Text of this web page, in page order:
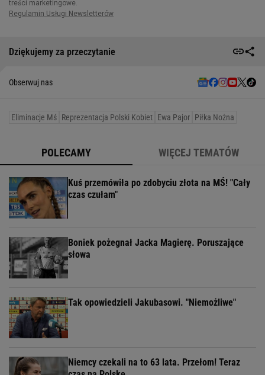
Dziękujemy za przeczytanie
Obserwuj nas
Eliminacje Mś Reprezentacja Polski Kobiet Ewa Pajor Piłka Nożna
POLECAMY WIĘCEJ TEMATÓW
Kuś przemówiła po zdobyciu złota na MŚ! "Cały
czas czułam"
Boniek pożegnał Jacka Magierę. Poruszające
słowa
Tak opowiedzieli Jakubasowi. "Niemożliwe"
Niemcy czekali na to 63 lata. Przełom! Teraz